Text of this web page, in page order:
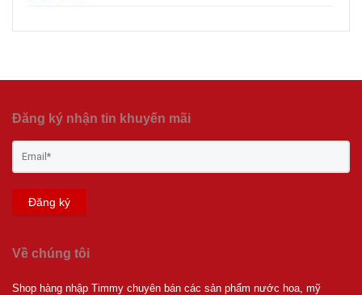
Đăng ký nhận tin khuyến mãi
Đăng ký
Về chúng tôi
Shop hàng nhập Timmy chuyên bán các sản phẩm nước hoa, mỹ